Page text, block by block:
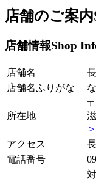
店舗のご案内
店舗情報Shop
店舗名
店舗名ふりがな
所在地
アクセス
電話番号